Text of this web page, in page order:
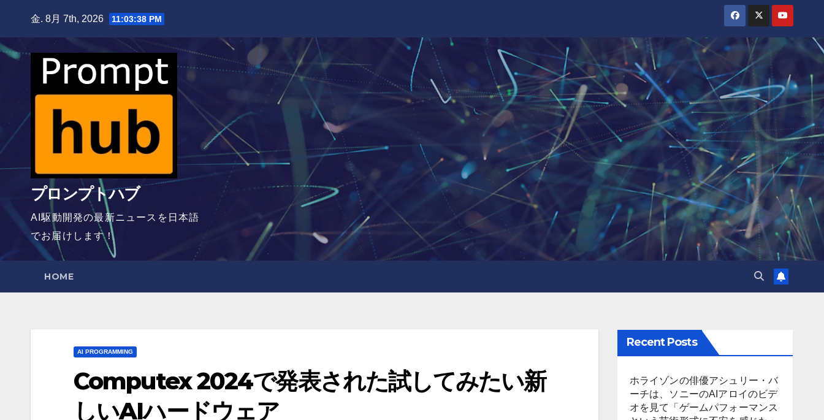
content
金. 8月 7th, 2026 11:03:39 PM
プロンプトハブ
AI駆動開発の最新ニュースを日本語
でお届けします！
HOME
AI PROGRAMMING
Computex 2024で発表された試してみたい新
しいAIハードウェア
Recent Posts
ホライゾンの俳優アシュリー・バ
ーチは、ソニーのAIアロイのビデ
オを見て「ゲームパフォーマンス